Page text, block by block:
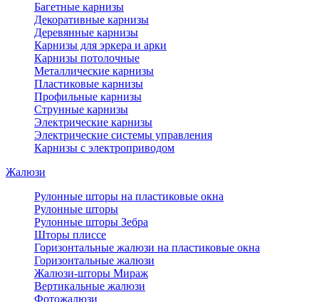
Багетные карнизы
Декоративные карнизы
Деревянные карнизы
Карнизы для эркера и арки
Карнизы потолочные
Металлические карнизы
Пластиковые карнизы
Профильные карнизы
Струнные карнизы
Электрические карнизы
Электрические системы управления
Карнизы с электроприводом
Жалюзи
Рулонные шторы на пластиковые окна
Рулонные шторы
Рулонные шторы Зебра
Шторы плиссе
Горизонтальные жалюзи на пластиковые окна
Горизонтальные жалюзи
Жалюзи-шторы Мираж
Вертикальные жалюзи
Фотожалюзи